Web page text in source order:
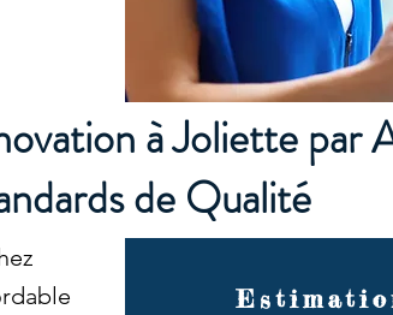
à Joliette par
de Qualité